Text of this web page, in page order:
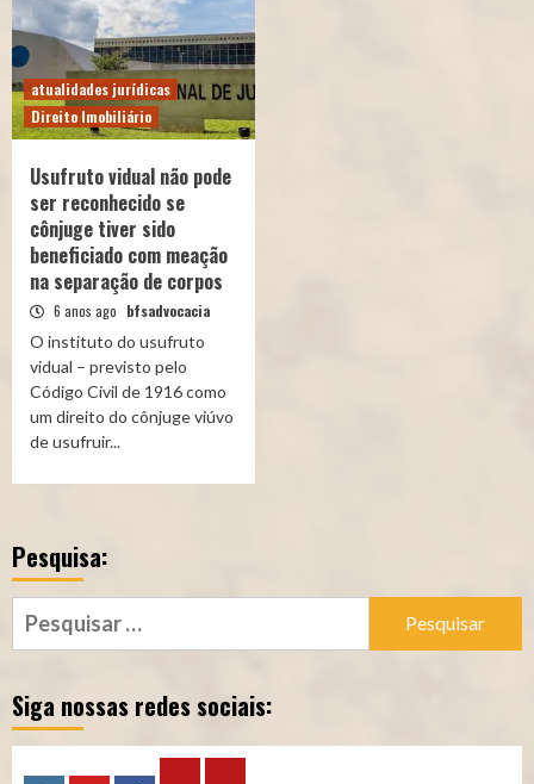
atualidades jurídicas
Direito Imobiliário
Usufruto vidual não pode
ser reconhecido se
cônjuge tiver sido
beneficiado com meação
na separação de corpos
6 anos ago bfsadvocacia
O instituto do usufruto
vidual – previsto pelo
Código Civil de 1916 como
um direito do cônjuge viúvo
de usufruir...
Pesquisa:
Pesquisar
por:
Siga nossas redes sociais: